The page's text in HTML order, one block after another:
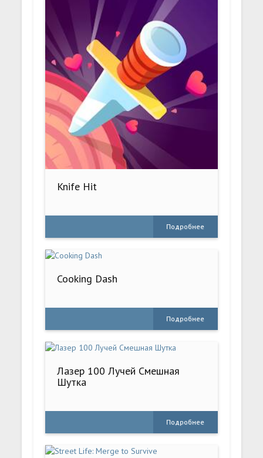
Knife Hit
Подробнее
Cooking Dash
Подробнее
Лазер 100 Лучей Смешная
Шутка
Подробнее